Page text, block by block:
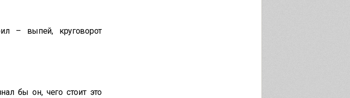
– выпей, круговорот
бы он, чего стоит это